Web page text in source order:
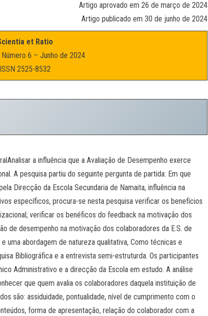
Artigo aprovado em 26 de março de 2024
Artigo publicado em 30 de junho de 2024
et Ratio
6 – Junho de 2024
ISSN 2525-8532
a influência que a Avaliação de Desempenho exerce
A pesquisa partiu do seguinte pergunta de partida: Em que
Direcção da Escola Secundaria de Namaita, influência na
específicos, procura-se nesta pesquisa verificar os benefícios
verificar os benéficos do feedback na motivação dos
de desempenho na motivação dos colaboradores da E.S. de
uma abordagem de natureza qualitativa, Como técnicas e
Bibliográfica e a entrevista semi-estruturda. Os participantes
Administrativo e a direcção da Escola em estudo. A análise
que quem avalia os colaboradores daquela instituição de
são: assiduidade, pontualidade, nível de cumprimento com o
forma de apresentação, relação do colaborador com a